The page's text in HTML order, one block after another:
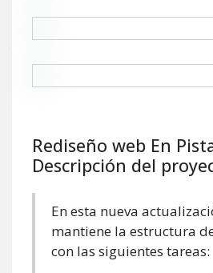
Rediseño web En
Descripción del
En esta nueva
mantiene la estructura
con las siguientes tareas: